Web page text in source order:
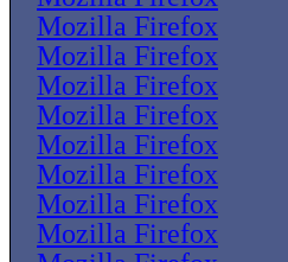
Mozilla Firefox
Mozilla Firefox
Mozilla Firefox
Mozilla Firefox
Mozilla Firefox
Mozilla Firefox
Mozilla Firefox
Mozilla Firefox